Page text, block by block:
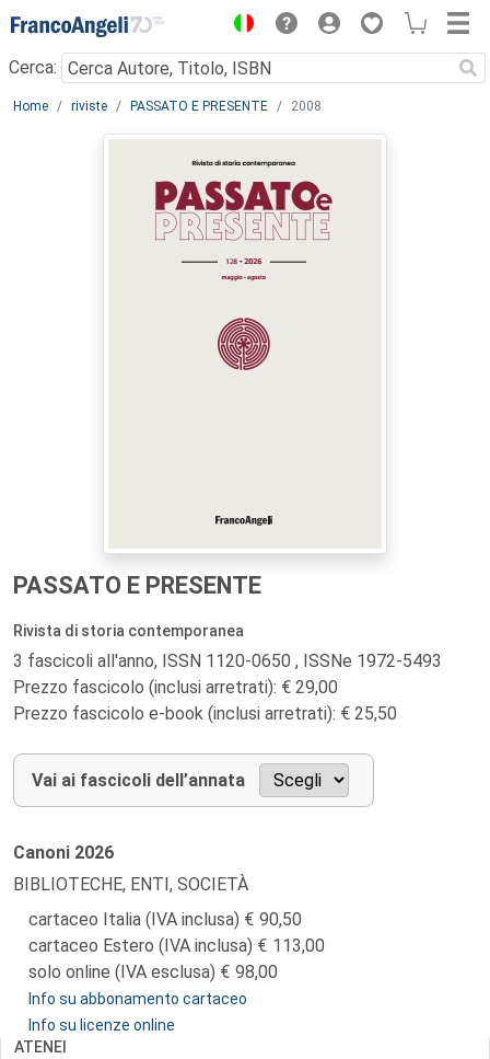
Menu
Cerca:
Main content
Home riviste PASSATO E PRESENTE 2008
PASSATO E PRESENTE
Rivista di storia contemporanea
3 fascicoli all'anno, ISSN 1120-0650 , ISSNe 1972-5493
Prezzo fascicolo (inclusi arretrati): € 29,00
Prezzo fascicolo e-book (inclusi arretrati): € 25,50
Vai ai fascicoli dell’annata
Canoni 2026
BIBLIOTECHE, ENTI, SOCIETÀ
cartaceo Italia (IVA inclusa)
90,50
cartaceo Estero (IVA inclusa)
113,00
solo online (IVA esclusa)
98,00
Info su abbonamento cartaceo
Info su licenze online
ATENEI